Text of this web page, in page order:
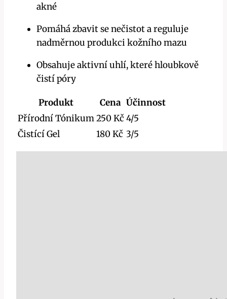
akné
Pomáhá zbavit se nečistot a reguluje
nadměrnou produkci kožního mazu
Obsahuje aktivní uhlí, které hloubkově
čistí póry
Produkt Cena Účinnost
Přírodní Tónikum250 Kč 4/5
Čistící Gel
180 Kč 3/5